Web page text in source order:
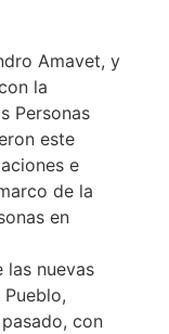
Amavet, y
la
Personas
este
e
de la
en
las nuevas
con